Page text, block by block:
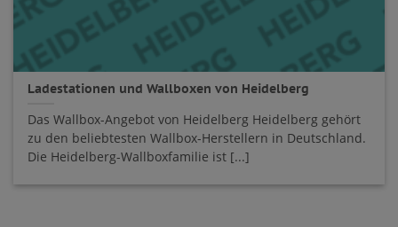
Ladestationen und Wallboxen von Heidelberg
Das Wallbox-Angebot von Heidelberg Heidelberg gehört
zu den beliebtesten Wallbox-Herstellern in Deutschland.
Die Heidelberg-Wallboxfamilie ist [...]